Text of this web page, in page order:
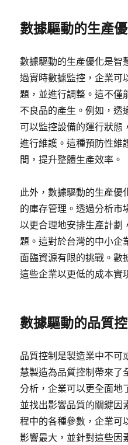
數據驅動的生產
數據驅動的生產優化是智
過實時數據監控，企業可
題，並進行調整。這不僅
不良品的產生。例如，透
可以監控設備的運行狀態
進行維護。這種預防性維
間，提升整體生產效率。
此外，數據驅動的生產優
的庫存管理。透過分析市
以更合理地安排生產計劃
題。這對於台灣的中小企
面臨資源有限的挑戰。數
這些企業以更低的成本實
數據驅動的品質
品質控制是製造業中不可
慧製造為品質控制帶來了
分析，企業可以更全面地
並找出影響品質的關鍵因
程中的各種參數，企業可
影響最大，並針對這些因